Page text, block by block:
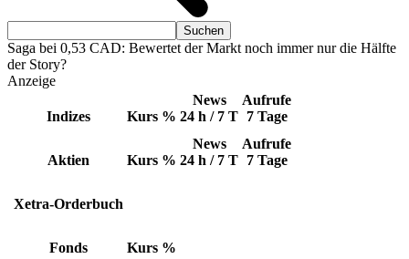
Saga bei 0,53 CAD: Bewertet der Markt noch immer nur die Hälfte
der Story?
Anzeige
Indizes Kurs %
News
24 h / 7 T
Aufrufe
7 Tage
Aktien Kurs %
News
24 h / 7 T
Aufrufe
7 Tage
Xetra-Orderbuch
Fonds Kurs %